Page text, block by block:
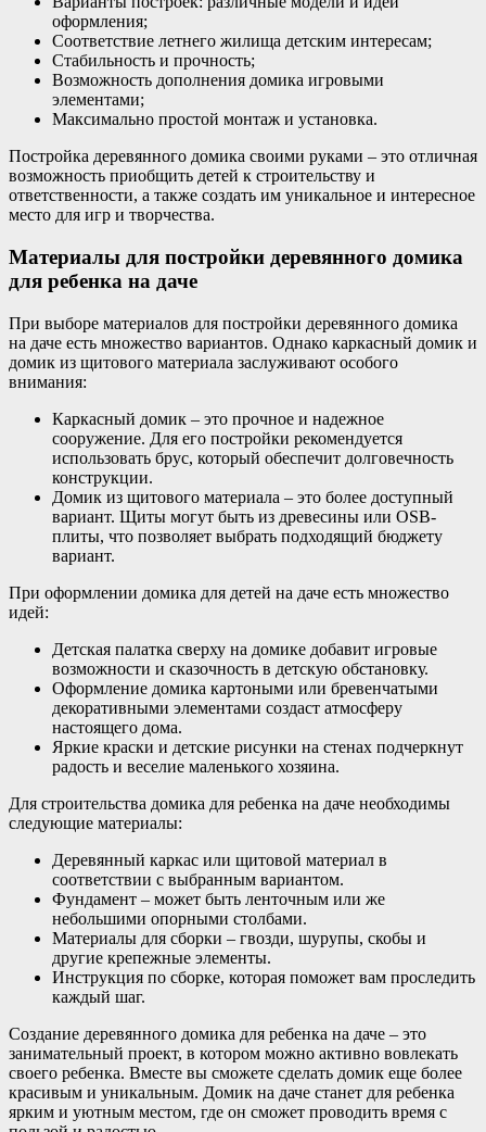
оформления;
Соответствие летнего жилища детским интересам;
Стабильность и прочность;
Возможность дополнения домика игровыми
элементами;
Максимально простой монтаж и установка.
Постройка деревянного домика своими руками – это отличная
возможность приобщить детей к строительству и
ответственности, а также создать им уникальное и интересное
место для игр и творчества.
Материалы для постройки деревянного домика
для ребенка на даче
При выборе материалов для постройки деревянного домика
на даче есть множество вариантов. Однако каркасный домик и
домик из щитового материала заслуживают особого
внимания:
Каркасный домик – это прочное и надежное
сооружение. Для его постройки рекомендуется
использовать брус, который обеспечит долговечность
конструкции.
Домик из щитового материала – это более доступный
вариант. Щиты могут быть из древесины или OSB-
плиты, что позволяет выбрать подходящий бюджету
вариант.
При оформлении домика для детей на даче есть множество
идей:
Детская палатка сверху на домике добавит игровые
возможности и сказочность в детскую обстановку.
Оформление домика картоными или бревенчатыми
декоративными элементами создаст атмосферу
настоящего дома.
Яркие краски и детские рисунки на стенах подчеркнут
радость и веселие маленького хозяина.
Для строительства домика для ребенка на даче необходимы
следующие материалы:
Деревянный каркас или щитовой материал в
соответствии с выбранным вариантом.
Фундамент – может быть ленточным или же
небольшими опорными столбами.
Материалы для сборки – гвозди, шурупы, скобы и
другие крепежные элементы.
Инструкция по сборке, которая поможет вам проследить
каждый шаг.
Создание деревянного домика для ребенка на даче – это
занимательный проект, в котором можно активно вовлекать
своего ребенка. Вместе вы сможете сделать домик еще более
красивым и уникальным. Домик на даче станет для ребенка
ярким и уютным местом, где он сможет проводить время с